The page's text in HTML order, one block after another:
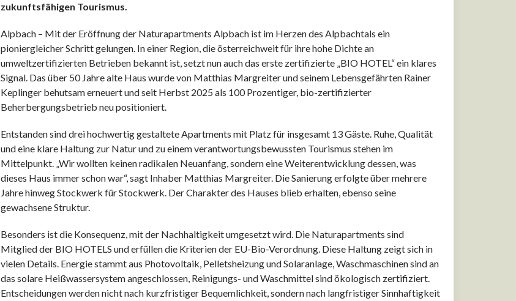
zukunftsfähigen Tourismus.
Alpbach – Mit der Eröffnung der Naturapartments Alpbach ist im Herzen des Alpbachtals ein
pioniergleicher Schritt gelungen. In einer Region, die österreichweit für ihre hohe Dichte an
umweltzertifizierten Betrieben bekannt ist, setzt nun auch das erste zertifizierte „BIO HOTEL“ ein klares
Signal. Das über 50 Jahre alte Haus wurde von Matthias Margreiter und seinem Lebensgefährten Rainer
Keplinger behutsam erneuert und seit Herbst 2025 als 100 Prozentiger, bio-zertifizierter
Beherbergungsbetrieb neu positioniert.
Entstanden sind drei hochwertig gestaltete Apartments mit Platz für insgesamt 13 Gäste. Ruhe, Qualität
und eine klare Haltung zur Natur und zu einem verantwortungsbewussten Tourismus stehen im
Mittelpunkt. „Wir wollten keinen radikalen Neuanfang, sondern eine Weiterentwicklung dessen, was
dieses Haus immer schon war“, sagt Inhaber Matthias Margreiter. Die Sanierung erfolgte über mehrere
Jahre hinweg Stockwerk für Stockwerk. Der Charakter des Hauses blieb erhalten, ebenso seine
gewachsene Struktur.
Besonders ist die Konsequenz, mit der Nachhaltigkeit umgesetzt wird. Die Naturapartments sind
Mitglied der BIO HOTELS und erfüllen die Kriterien der EU-Bio-Verordnung. Diese Haltung zeigt sich in
vielen Details. Energie stammt aus Photovoltaik, Pelletsheizung und Solaranlage, Waschmaschinen sind an
das solare Heißwassersystem angeschlossen, Reinigungs- und Waschmittel sind ökologisch zertifiziert.
Entscheidungen werden nicht nach kurzfristiger Bequemlichkeit, sondern nach langfristiger Sinnhaftigkeit